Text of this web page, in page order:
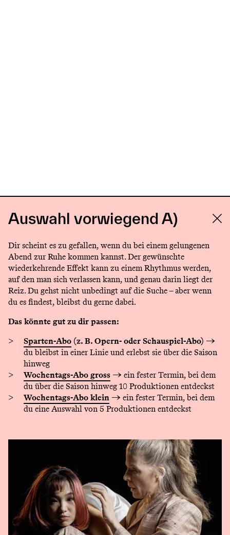
Auswahl vorwiegend A)
Dir scheint es zu gefallen, wenn du bei einem gelungenen
Abend zur Ruhe kommen kannst. Der gewünschte
wiederkehrende Effekt kann zu einem Rhythmus werden,
auf den man sich verlassen kann, und genau darin liegt der
Reiz. Du gehst nicht unbedingt auf die Suche – aber wenn
du es findest, bleibst du gerne dabei.
Das könnte gut zu dir passen:
Sparten-Abo (z. B. Opern- oder Schauspiel-Abo) →
du bleibst in einer Linie und erlebst sie über die Saison
hinweg
Wochentags-Abogross → ein fester Termin, bei dem
du über die Saison hinweg 10 Produktionen entdeckst
Wochentags-Aboklein → ein fester Termin, bei dem
du eine Auswahl von 5 Produktionen entdeckst